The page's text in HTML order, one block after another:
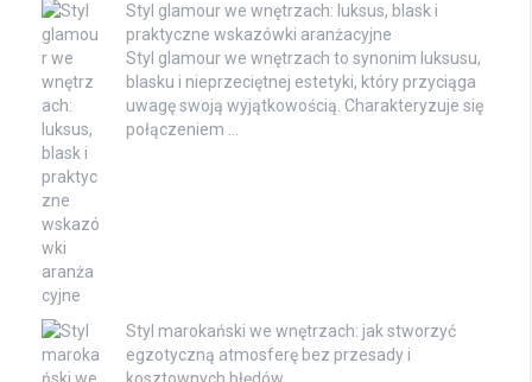
Styl glamour we wnętrzach: luksus, blask i
praktyczne wskazówki aranżacyjne
Styl glamour we wnętrzach to synonim luksusu,
blasku i nieprzeciętnej estetyki, który przyciąga
uwagę swoją wyjątkowością. Charakteryzuje się
połączeniem …
Styl marokański we wnętrzach: jak stworzyć
egzotyczną atmosferę bez przesady i